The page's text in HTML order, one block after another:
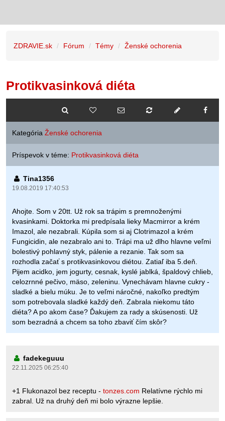
ZDRAVIE.sk Fórum Témy Ženské ochorenia
Protikvasinková diéta
Kategória Ženské ochorenia
Príspevok v téme: Protikvasinková diéta
Tina1356
19.08.2019 17:40:53
Ahojte. Som v 20tt. Už rok sa trápim s premnoženými
kvasinkami. Doktorka mi predpísala lieky Macmirror a krém
Imazol, ale nezabrali. Kúpila som si aj Clotrimazol a krém
Fungicidin, ale nezabralo ani to. Trápi ma už dlho hlavne veľmi
bolestivý pohlavný styk, pálenie a rezanie. Tak som sa
rozhodla začať s protikvasinkovou diétou. Zatiaľ iba 5.deň.
Pijem acidko, jem jogurty, cesnak, kyslé jablká, špaldový chlieb,
celozrnné pečivo, mäso, zeleninu. Vynechávam hlavne cukry -
sladké a bielu múku. Je to veľmi náročné, nakoľko predtým
som potrebovala sladké každý deň. Zabrala niekomu táto
diéta? A po akom čase? Ďakujem za rady a skúsenosti. Už
som bezradná a chcem sa toho zbaviť čím skôr?
fadekeguuu
22.11.2025 06:25:40
+1 Flukonazol bez receptu - tonzes.com Relatívne rýchlo mi
zabral. Už na druhý deň mi bolo výrazne lepšie.